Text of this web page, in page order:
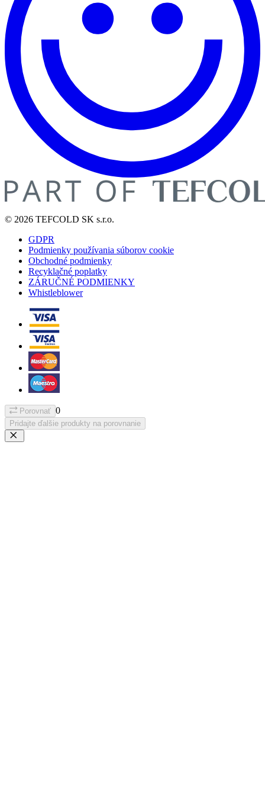
© 2026 TEFCOLD SK s.r.o.
GDPR
Podmienky používania súborov cookie
Obchodné podmienky
Recyklačné poplatky
ZÁRUČNÉ PODMIENKY
Whistleblower
Porovnať 0
Pridajte ďalšie produkty na porovnanie